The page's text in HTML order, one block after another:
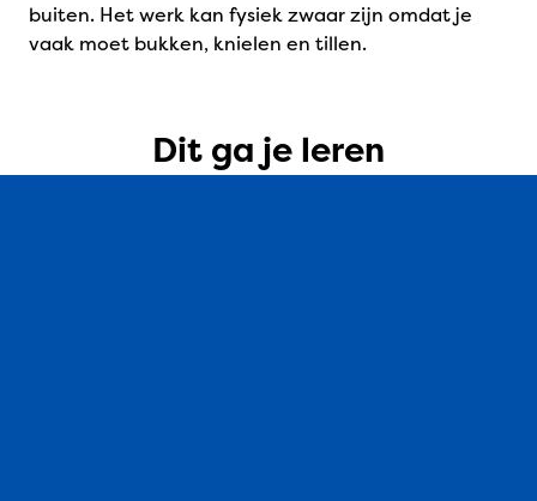
buiten. Het werk kan fysiek zwaar zijn omdat je
vaak moet bukken, knielen en tillen.
Dit ga je leren